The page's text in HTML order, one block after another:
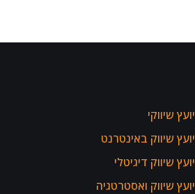
יועץ שיווקי
יועץ שיווק באינטרנט
יועץ שיווק דיגיטלי
יועץ שיווק ואסטרטגיה